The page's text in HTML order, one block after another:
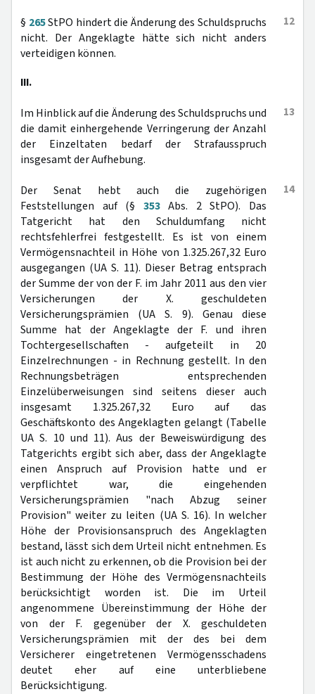
12
§ 265StPO hindert die Änderung des Schuldspruchs
nicht. Der Angeklagte hätte sich nicht anders
verteidigen können.
III.
13
Im Hinblick auf die Änderung des Schuldspruchs und
die damit einhergehende Verringerung der Anzahl
der Einzeltaten bedarf der Strafausspruch
insgesamt der Aufhebung.
14
Der Senat hebt auch die zugehörigen
Feststellungen auf (§ 353Abs. 2 StPO). Das
Tatgericht hat den Schuldumfang nicht
rechtsfehlerfrei festgestellt. Es ist von einem
Vermögensnachteil in Höhe von 1.325.267,32 Euro
ausgegangen (UA S. 11). Dieser Betrag entsprach
der Summe der von der F. im Jahr 2011 aus den vier
Versicherungen der X. geschuldeten
Versicherungsprämien (UA S. 9). Genau diese
Summe hat der Angeklagte der F. und ihren
Tochtergesellschaften - aufgeteilt in 20
Einzelrechnungen - in Rechnung gestellt. In den
Rechnungsbeträgen entsprechenden
Einzelüberweisungen sind seitens dieser auch
insgesamt 1.325.267,32 Euro auf das
Geschäftskonto des Angeklagten gelangt (Tabelle
UA S. 10 und 11). Aus der Beweiswürdigung des
Tatgerichts ergibt sich aber, dass der Angeklagte
einen Anspruch auf Provision hatte und er
verpflichtet war, die eingehenden
Versicherungsprämien "nach Abzug seiner
Provision" weiter zu leiten (UA S. 16). In welcher
Höhe der Provisionsanspruch des Angeklagten
bestand, lässt sich dem Urteil nicht entnehmen. Es
ist auch nicht zu erkennen, ob die Provision bei der
Bestimmung der Höhe des Vermögensnachteils
berücksichtigt worden ist. Die im Urteil
angenommene Übereinstimmung der Höhe der
von der F. gegenüber der X. geschuldeten
Versicherungsprämien mit der des bei dem
Versicherer eingetretenen Vermögensschadens
deutet eher auf eine unterbliebene
Berücksichtigung.